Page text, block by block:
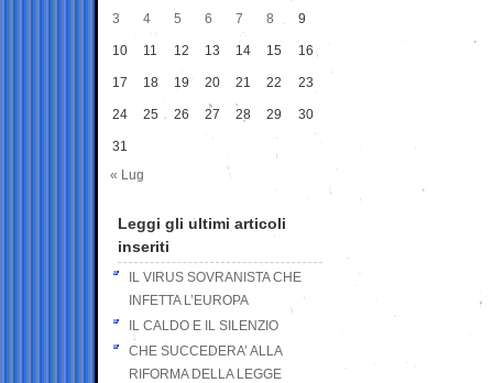
3 4 5 6 7 8 9
10 11 12 13 14 15 16
17 18 19 20 21 22 23
24 25 26 27 28 29 30
31
« Lug
Leggi gli ultimi articoli
inseriti
IL VIRUS SOVRANISTA CHE
INFETTA L’EUROPA
IL CALDO E IL SILENZIO
CHE SUCCEDERA’ ALLA
RIFORMA DELLA LEGGE